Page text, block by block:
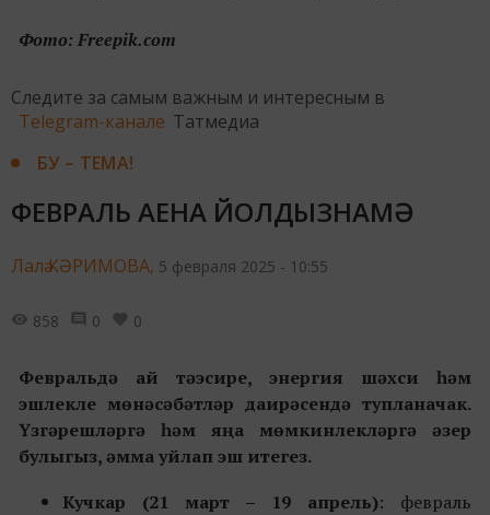
Фото: Freepik.com
Следите за самым важным и интересным в
Telegram-канале Татмедиа
БУ – ТЕМА!
ФЕВРАЛЬ АЕНА ЙОЛДЫЗНАМӘ
Лалә КӘРИМОВА, 5 февраля 2025 - 10:55
858 0 0
Февральдә ай тәэсире, энергия шәхси һәм
эшлекле мөнәсәбәтләр даирәсендә тупланачак.
Үзгәрешләргә һәм яңа мөмкинлекләргә әзер
булыгыз, әмма уйлап эш итегез.
Кучкар (21 март – 19 апрель): февраль